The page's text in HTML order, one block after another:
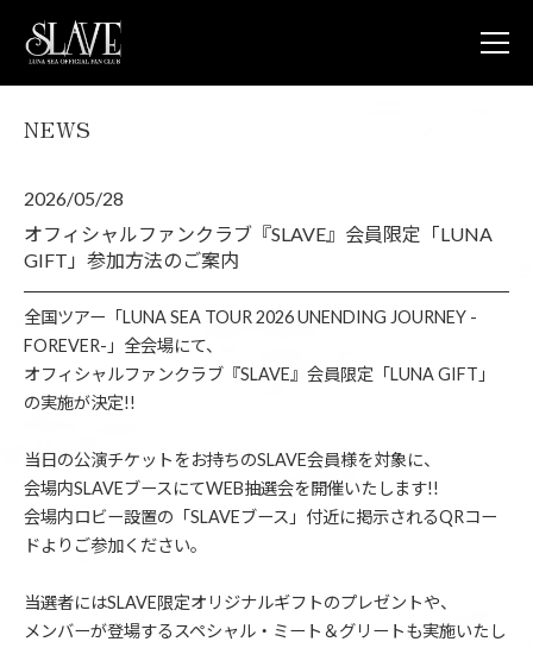
LUNA
LUNA
NEWS
2026/05/28
オフィシャルファンクラブ『SLAVE』会員限定「LUNA
GIFT」参加方法のご案内
全国ツアー「LUNA SEA TOUR 2026 UNENDING JOURNEY -
FOREVER-」全会場にて、
オフィシャルファンクラブ『SLAVE』会員限定「LUNA GIFT」
の実施が決定!!
当日の公演チケットをお持ちのSLAVE会員様を対象に、
会場内SLAVEブースにてWEB抽選会を開催いたします!!
会場内ロビー設置の「SLAVEブース」付近に掲示されるQRコー
ドよりご参加ください。
当選者にはSLAVE限定オリジナルギフトのプレゼントや、
メンバーが登場するスペシャル・ミート＆グリートも実施いたし